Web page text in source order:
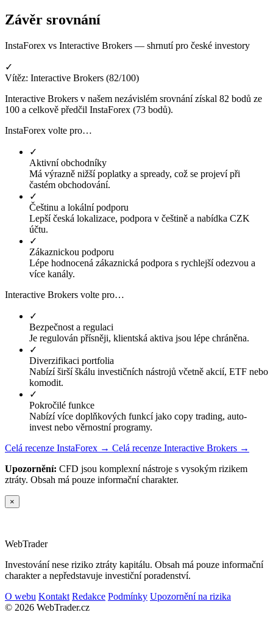
Závěr srovnání
InstaForex vs Interactive Brokers — shrnutí pro české investory
✓
Vítěz: Interactive Brokers (82/100)
Interactive Brokers v našem nezávislém srovnání získal 82 bodů ze
100 a celkově předčil InstaForex (73 bodů).
InstaForex volte pro…
✓
Aktivní obchodníky
Má výrazně nižší poplatky a spready, což se projeví při
častém obchodování.
✓
Češtinu a lokální podporu
Lepší česká lokalizace, podpora v češtině a nabídka CZK
účtu.
✓
Zákaznickou podporu
Lépe hodnocená zákaznická podpora s rychlejší odezvou a
více kanály.
Interactive Brokers volte pro…
✓
Bezpečnost a regulaci
Je regulován přísněji, klientská aktiva jsou lépe chráněna.
✓
Diverzifikaci portfolia
Nabízí širší škálu investičních nástrojů včetně akcií, ETF nebo
komodit.
✓
Pokročilé funkce
Nabízí více doplňkových funkcí jako copy trading, auto-
invest nebo věrnostní programy.
Celá recenze InstaForex → Celá recenze Interactive Brokers →
Upozornění: CFD jsou komplexní nástroje s vysokým rizikem
ztráty. Obsah má pouze informační charakter.
×
WebTrader
Investování nese riziko ztráty kapitálu. Obsah má pouze informační
charakter a nepředstavuje investiční poradenství.
O webu Kontakt Redakce Podmínky Upozornění na rizika
© 2026 WebTrader.cz